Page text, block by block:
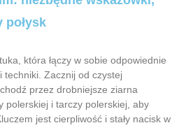
połysk
która łączy w sobie odpowiednie
techniki. Zacznij od czystej
przez drobniejsze ziarna
polerskiej i tarczy polerskiej, aby
jest cierpliwość i stały nacisk w